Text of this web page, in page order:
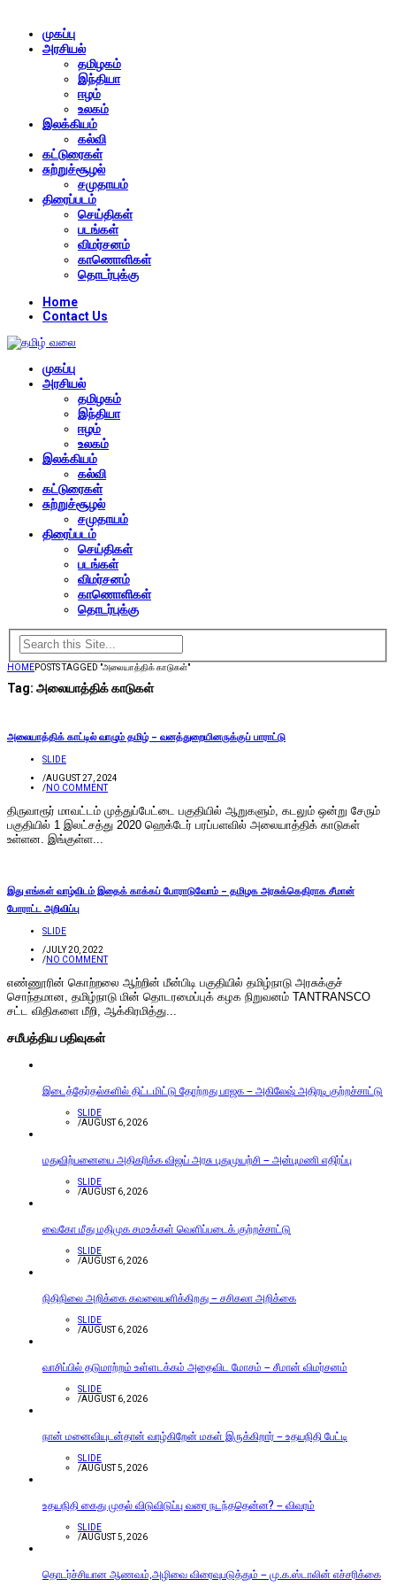
முகப்பு
அரசியல்
தமிழகம்
இந்தியா
ஈழம்
உலகம்
இலக்கியம்
கல்வி
கட்டுரைகள்
சுற்றுச்சூழல்
சமுதாயம்
திரைப்படம்
செய்திகள்
படங்கள்
விமர்சனம்
காணொளிகள்
தொடர்புக்கு
Home
Contact Us
முகப்பு
அரசியல்
தமிழகம்
இந்தியா
ஈழம்
உலகம்
இலக்கியம்
கல்வி
கட்டுரைகள்
சுற்றுச்சூழல்
சமுதாயம்
திரைப்படம்
செய்திகள்
படங்கள்
விமர்சனம்
காணொளிகள்
தொடர்புக்கு
HOMEPOSTS TAGGED "அலையாத்திக் காடுகள்"
Tag: அலையாத்திக் காடுகள்
அலையாத்திக் காட்டில் வாழும் தமிழ் – வனத்துறையினருக்குப் பாராட்டு
SLIDE
/AUGUST 27, 2024
/NO COMMENT
திருவாரூர் மாவட்டம் முத்துப்பேட்டை பகுதியில் ஆறுகளும், கடலும் ஒன்று சேரும்
பகுதியில் 1 இலட்சத்து 2020 ஹெக்டேர் பரப்பளவில் அலையாத்திக் காடுகள்
உள்ளன. இங்குள்ள...
இது எங்கள் வாழ்விடம் இதைக் காக்கப் போராடுவோம் – தமிழக அரசுக்கெதிராக சீமான்
போராட்ட அறிவிப்பு
SLIDE
/JULY 20, 2022
/NO COMMENT
எண்ணூரின் கொற்றலை ஆற்றின் மீன்பிடி பகுதியில் தமிழ்நாடு அரசுக்குச்
சொந்தமான, தமிழ்நாடு மின் தொடரமைப்புக் கழக நிறுவனம் TANTRANSCO
சட்ட விதிகளை மீறி, ஆக்கிரமித்து...
சமீபத்திய பதிவுகள்
இடைத்தேர்தல்களில் திட்டமிட்டு தோற்றது பாஜக – அகிலேஷ் அதிரடி குற்றச்சாட்டு
SLIDE
/AUGUST 6, 2026
மதுவிற்பனையை அதிகரிக்க விஜய் அரசு புதுமுயற்சி – அன்புமணி எதிர்ப்பு
SLIDE
/AUGUST 6, 2026
வைகோ மீது மதிமுக சமஉக்கள் வெளிப்படைக் குற்றச்சாட்டு
SLIDE
/AUGUST 6, 2026
நிதிநிலை அறிக்கை கவலையளிக்கிறது – சசிகலா அறிக்கை
SLIDE
/AUGUST 6, 2026
வாசிப்பில் தடுமாற்றம் உள்ளடக்கம் அதைவிட மோசம் – சீமான் விமர்சனம்
SLIDE
/AUGUST 6, 2026
நான் மனைவியுடன்தான் வாழ்கிறேன் மகள் இருக்கிறார் – உதயநிதி பேட்டி
SLIDE
/AUGUST 5, 2026
உதயநிதி கைது முதல் விடுவிடுப்பு வரை நடந்ததென்ன? – விவரம்
SLIDE
/AUGUST 5, 2026
தொடர்ச்சியான ஆணவம்,அழிவை விரைவுபடுத்தும் – மு.க.ஸ்டாலின் எச்சரிக்கை